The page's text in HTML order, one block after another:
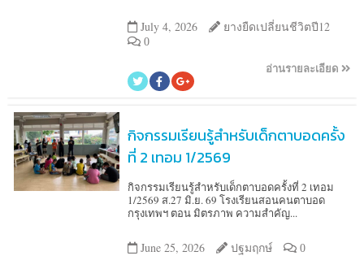
July 4, 2026 ยางยืดเปลี่ยนชีวิตปี12
0
อ่านรายละเอียด
กิจกรรมเรียนรู้สำหรับเด็กตาบอดครั้ง
ที่ 2 เทอม 1/2569
กิจกรรมเรียนรู้สำหรับเด็กตาบอดครั้งที่ 2 เทอม
1/2569 ส.27 มิ.ย. 69 โรงเรียนสอนคนตาบอด
กรุงเทพฯ ตอน มิตรภาพ ความสำคัญ...
June 25, 2026 ปฐมฤกษ์ 0